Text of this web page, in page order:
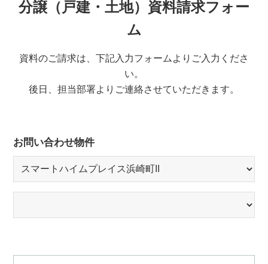
分譲（戸建・土地）資料請求フォー
ム
資料のご請求は、下記入力フォームよりご入力くださ
い。
後日、担当部署よりご連絡させていただきます。
お問い合わせ物件